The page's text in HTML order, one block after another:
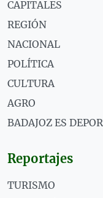
CAPITALES
REGIÓN
NACIONAL
POLÍTICA
CULTURA
AGRO
BADAJOZ ES
Reportajes
TURISMO